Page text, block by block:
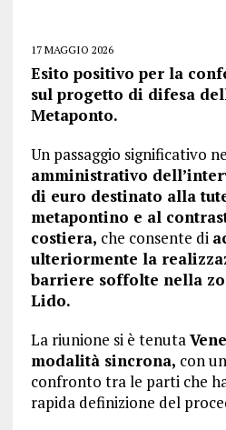
17 MAGGIO 2026
Esito positivo per la
sul progetto di difesa
Metaponto.
Un passaggio significativo
amministrativo
di euro destinato alla
metapontino e al
costiera, che consente di
ulteriormente la
barriere soffolte nella
Lido.
La riunione si è tenuta
modalità sincrona, con
confronto tra le parti che
rapida definizione del